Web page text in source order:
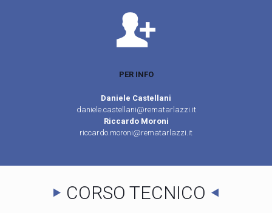
PER INFO
Daniele Castellani
daniele.castellani@rematarlazzi.it
Riccardo Moroni
riccardo.moroni@rematarlazzi.it
CORSO TECNICO